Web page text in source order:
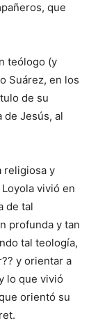
que
teólogo (y
Suárez, en los
de su
de Jesús, al
religiosa y
vivió en
de tal
profunda y tan
tal teología,
y orientar a
lo que vivió
orientó su